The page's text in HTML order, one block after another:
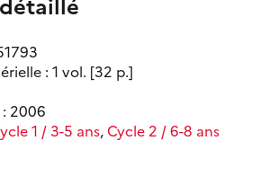
: 1 vol. [32 p.]
2006
1 / 3-5 ans,Cycle 2 / 6-8 ans